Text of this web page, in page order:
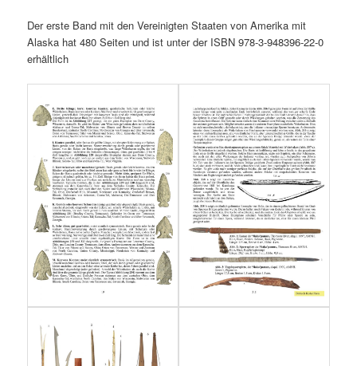
Der erste Band mit den Vereinigten Staaten von Amerika mit
Alaska hat 480 Seiten und ist unter der ISBN 978-3-948396-22-0
erhältlich